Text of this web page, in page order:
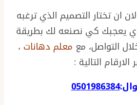
ان تختار التصميم الذي ترغبه
يعجبك كي نصنعه لك بطريقة
التواصل، مع معلم دهانات ،
الارقام التالية :
0501986384